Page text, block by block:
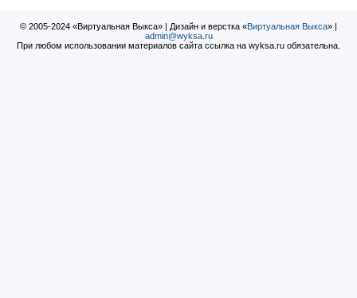
© 2005-2024 «Виртуальная Выкса» | Дизайн и верстка «Виртуальная Выкса» |
admin@wyksa.ru
При любом использовании материалов сайта ссылка на wyksa.ru обязательна.